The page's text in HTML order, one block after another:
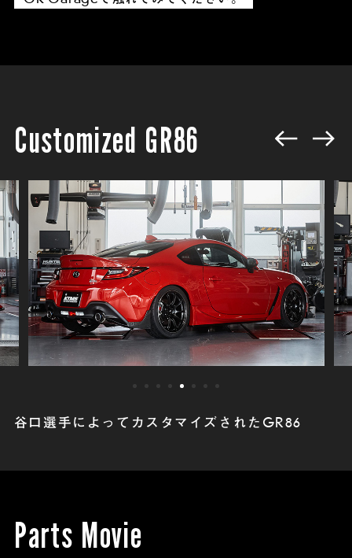
Customized GR86
谷口選手によってカスタマイズされたGR86
Parts Movie